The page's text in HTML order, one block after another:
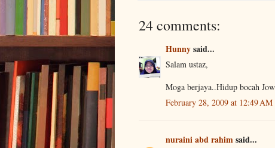
24 comments:
Hunnysaid...
Salam ustaz,
Moga berjaya..Hidup bocah
February 28, 2009 at 12:49 AM
nuraini abd rahimsaid...